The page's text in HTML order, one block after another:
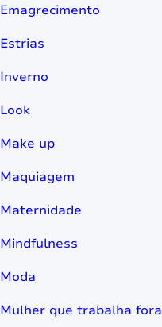
Emagrecimento
Estrias
Inverno
Look
Make up
Maquiagem
Maternidade
Mindfulness
Moda
Mulher que trabalha fora